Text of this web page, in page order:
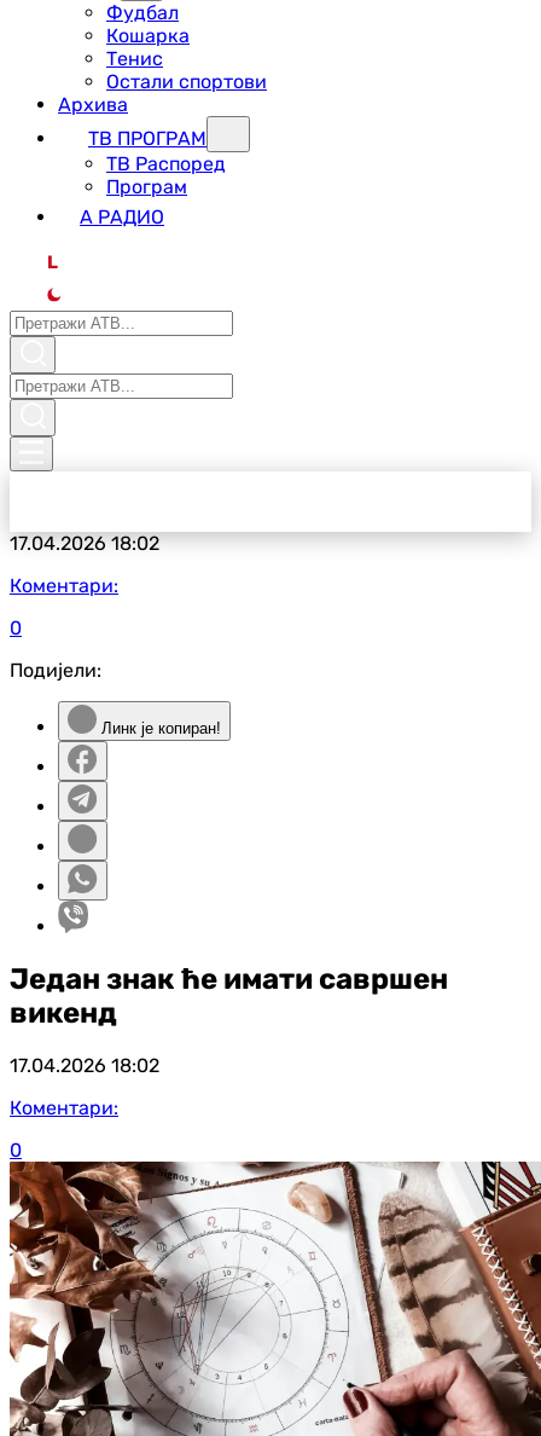
Фудбал
Кошарка
Тенис
Остали спортови
Архива
ТВ ПРОГРАМ
ТВ Распоред
Програм
А РАДИО
L
17.04.202618:02
Коментари:
0
Подијели:
Линк је копиран!
Један знак ће имати савршен
викенд
17.04.2026 18:02
Коментари:
0